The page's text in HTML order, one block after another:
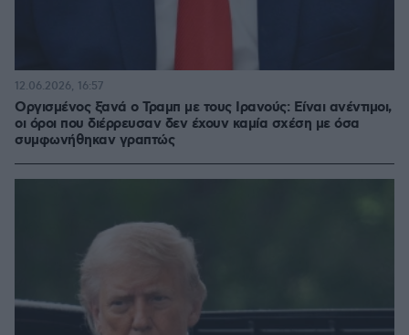
Οργισμένος ξανά ο Τραμπ με τους Ιρανούς: Είναι ανέντιμοι,
οι όροι που διέρρευσαν δεν έχουν καμία σχέση με όσα
συμφωνήθηκαν γραπτώς
12.06.2026, 16:57